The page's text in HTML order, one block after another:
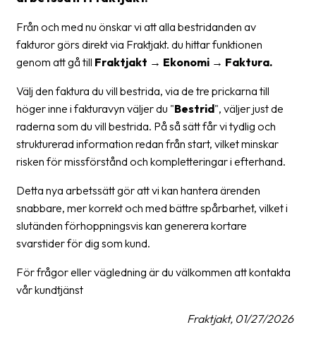
Delivery
terms
Pickups
Manuals
Downloads
scanner
Support
About
the
company
About
Från och med nu önskar vi att alla bestridanden av
fakturor görs direkt via Fraktjakt. du hittar funktionen
genom att gå till Fraktjakt → Ekonomi → Faktura.
Välj den faktura du vill bestrida, via de tre prickarna till
höger inne i fakturavyn väljer du "Bestrid", väljer just de
raderna som du vill bestrida. På så sätt får vi tydlig och
strukturerad information redan från start, vilket minskar
risken för missförstånd och kompletteringar i efterhand.
Detta nya arbetssätt gör att vi kan hantera ärenden
snabbare, mer korrekt och med bättre spårbarhet, vilket i
slutänden förhoppningsvis kan generera kortare
svarstider för dig som kund.
För frågor eller vägledning är du välkommen att kontakta
vår kundtjänst
Fraktjakt, 01/27/2026